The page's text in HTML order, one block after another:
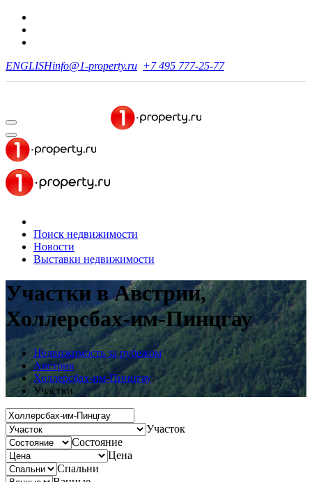
ENGLISHinfo@1-property.ru +7 495 777-25-77
Поиск недвижимости
Новости
Выставки недвижимости
Участки в Австрии,
Холлерсбах-им-Пинцгау
Недвижимость за рубежом
Австрия
Холлерсбах-им-Пинцгау
Участки
Участок
Состояние
Цена
Спальни